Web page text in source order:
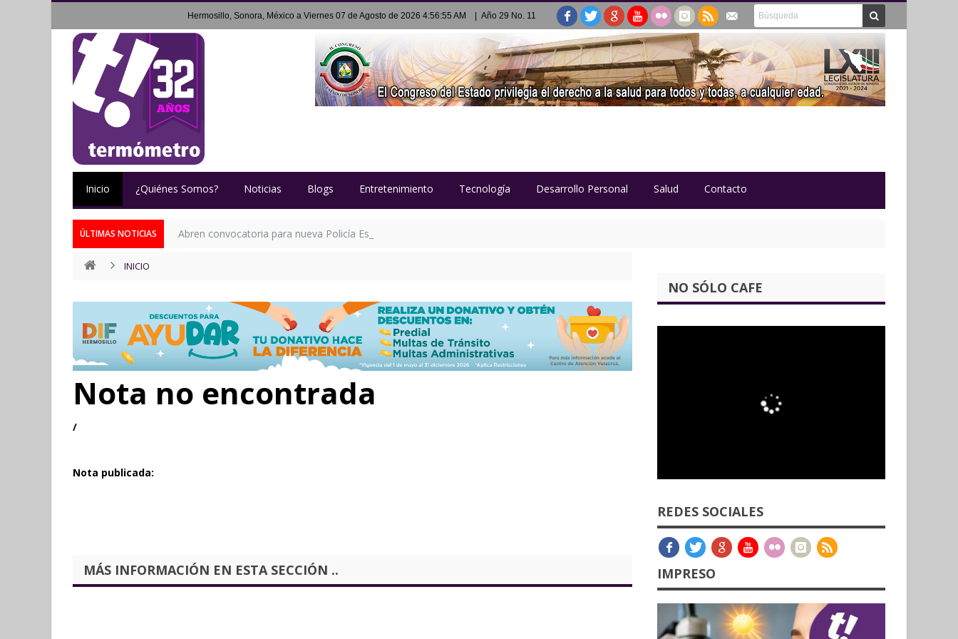
Hermosillo, Sonora, México a Viernes 07 de Agosto de 2026 4:56:55 AM | Año 29 No. 11
Inicio ¿Quiénes Somos? Noticias Blogs Entretenimiento Tecnología Desarrollo Personal Salud Contacto
ÚLTIMAS NOTICIAS Abren convocatoria para nueva Policía Estatal Penitenciaria
INICIO
Nota no encontrada
/
Nota publicada:
MÁS INFORMACIÓN EN ESTA SECCIÓN ..
NO SÓLO CAFE
REDES SOCIALES
IMPRESO